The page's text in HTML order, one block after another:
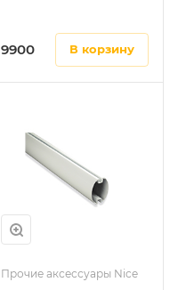
9900 в корзину
Прочие аксессуары Nice